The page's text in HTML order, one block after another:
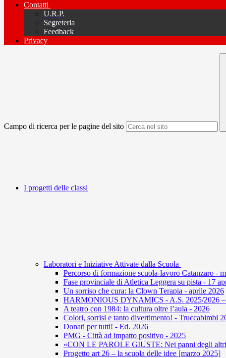
Contatti
U.R.P.
Segreteria
Feedback
Privacy
Campo di ricerca per le pagine del sito
I progetti delle classi
Laboratori e Iniziative Attivate dalla Scuola
Percorso di formazione scuola-lavoro Catanzaro -
Fase provinciale di Atletica Leggera su pista - 17
Un sorriso che cura: la Clown Terapia - aprile 2026
HARMONIOUS DYNAMICS - A.S. 2025/2026 –
A teatro con 1984: la cultura oltre l’aula - 2026
Colori, sorrisi e tanto divertimento! - Truccabimbi
Donati per tutti! - Ed. 2026
PMG - Città ad impatto positivo - 2025
«CON LE PAROLE GIUSTE: Nei panni degli
Progetto art 26 – la scuola delle idee [marzo 2025]